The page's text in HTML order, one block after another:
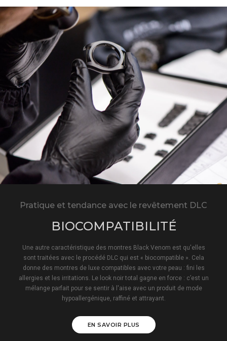
Pratique et tendance avec le revêtement DLC
BIOCOMPATIBILITÉ
Une autre caractéristique des montres Black Venom est qu'elles
sont traitées avec le procédé DLC qui est « biocompatible ». Cela
donne des montres de luxe compatibles avec votre peau : fini les
allergies et les irritations. Le look noir total gagne en force : c’est un
mélange parfait pour se sentir à l'aise avec un produit de mode
hypoallergénique, raffiné et attrayant.
EN SAVOIR PLUS